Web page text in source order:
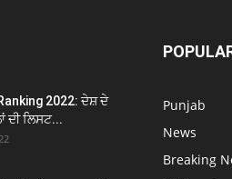
2022: ਦੇਸ਼ ਦੇ
ਦੀ ਲਿਸਟ...
Punjab
News
Breaking